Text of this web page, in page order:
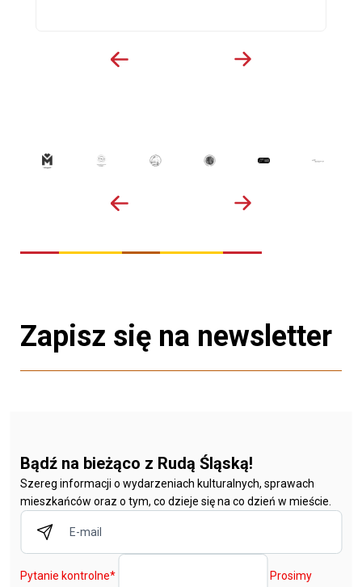
Zapisz się na newsletter
Bądź na bieżąco z Rudą Śląską!
Szereg informacji o wydarzeniach kulturalnych, sprawach
mieszkańców oraz o tym, co dzieje się na co dzień w mieście.
Pytanie kontrolne* Prosimy